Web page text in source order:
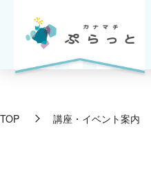
TOP 講座・イベント案内